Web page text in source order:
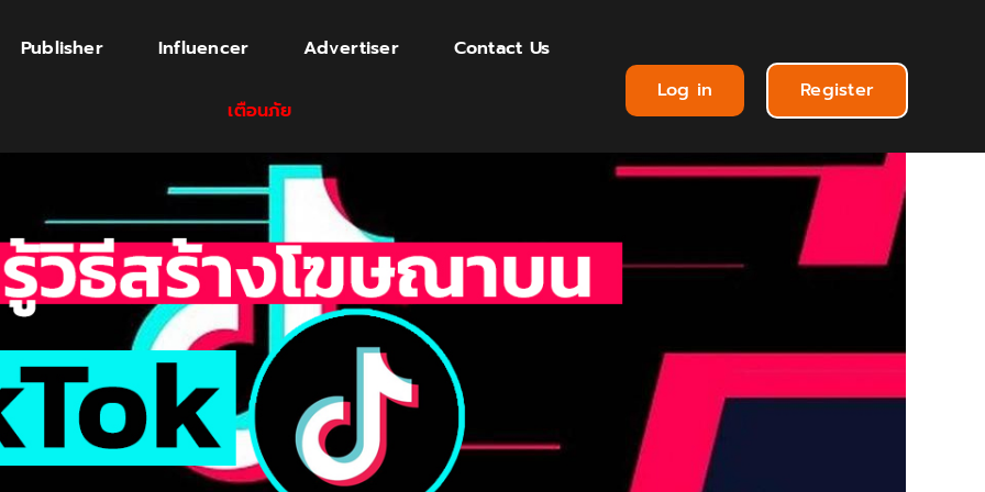
Publisher Influencer Advertiser Contact Us
เตือนภัย
Log in Register